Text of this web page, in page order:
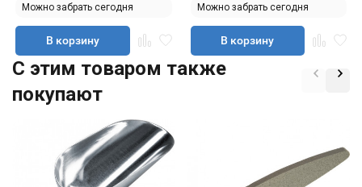
Можно забрать сегодня
В корзину
Можно забрать сегодня
В корзину
C этим товаром также
покупают